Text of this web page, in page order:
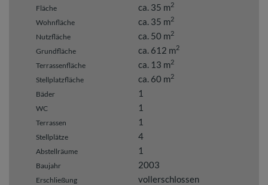
Fläche ca. 35 m2
Wohnfläche ca. 35 m2
Nutzfläche ca. 50 m2
Grundfläche ca. 612 m2
Terrassenfläche ca. 13 m2
Stellplatzfläche ca. 60 m2
Bäder 1
WC 1
Terrassen 1
Stellplätze 4
Abstellräume 1
Baujahr 2003
Erschließung vollerschlossen